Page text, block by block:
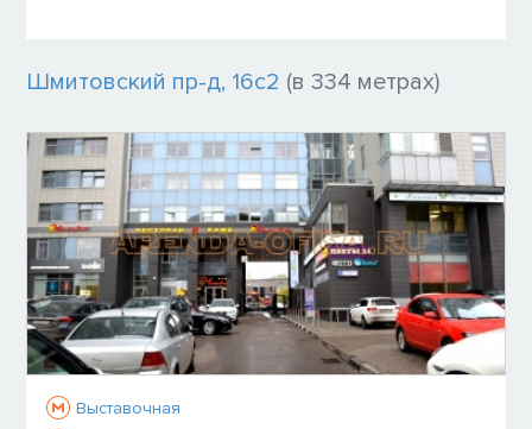
Шмитовский пр-д, 16с2 (в 334 метрах)
Выставочная